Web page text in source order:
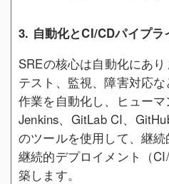
3. 自動化とCI/CDパイプラ
SREの核心は自動化にあり
テスト、監視、障害対応
作業を自動化し、ヒューマ
Jenkins、GitLab CI、
のツールを使用して、継続
継続的デプロイメント（
築します。